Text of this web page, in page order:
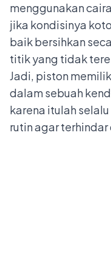
menggunakan
jika kondisinya
baik bersihkan
titik yang tidak
Jadi, piston
dalam sebuah
karena itulah
rutin agar